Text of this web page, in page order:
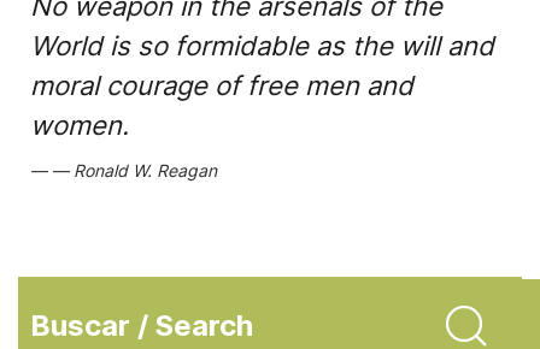
World is so formidable as the will and
moral courage of free men and
women.
Ronald W. Reagan
Buscar / Search